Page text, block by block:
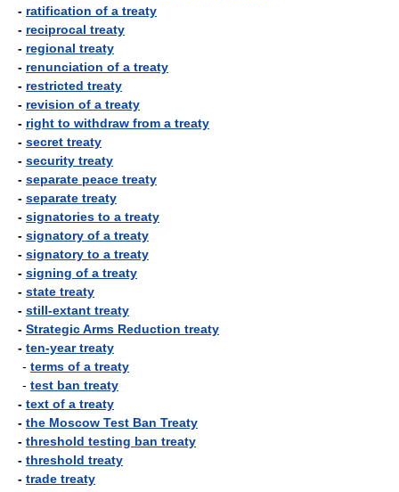
- ratification of a treaty
- reciprocal treaty
- regional treaty
- renunciation of a treaty
- restricted treaty
- revision of a treaty
- right to withdraw from a treaty
- secret treaty
- security treaty
- separate peace treaty
- separate treaty
- signatories to a treaty
- signatory of a treaty
- signatory to a treaty
- signing of a treaty
- state treaty
- still-extant treaty
- Strategic Arms Reduction treaty
- ten-year treaty
- terms of a treaty
- test ban treaty
- text of a treaty
- the Moscow Test Ban Treaty
- threshold testing ban treaty
- threshold treaty
- trade treaty